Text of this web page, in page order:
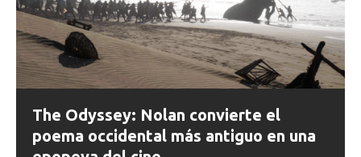
The Odyssey: Nolan convierte el
poema occidental más antiguo en una